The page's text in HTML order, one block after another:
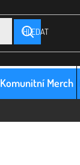
HLEDAT
Komunitní Merch